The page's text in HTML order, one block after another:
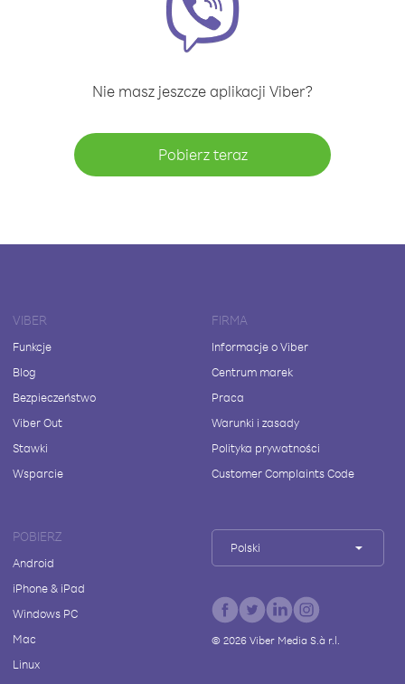
Nie masz jeszcze aplikacji Viber?
Pobierz teraz
VIBER
Funkcje
Blog
Bezpieczeństwo
Viber Out
Stawki
Wsparcie
FIRMA
Informacje o Viber
Centrum marek
Praca
Warunki i zasady
Polityka prywatności
Customer Complaints Code
POBIERZ
Android
iPhone & iPad
Windows PC
Mac
Linux
Polski
© 2026Viber Media S.à r.l.